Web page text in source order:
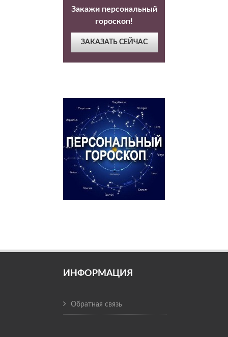
Закажи персональный
гороскоп!
ЗАКАЗАТЬ СЕЙЧАС
ИНФОРМАЦИЯ
Обратная связь